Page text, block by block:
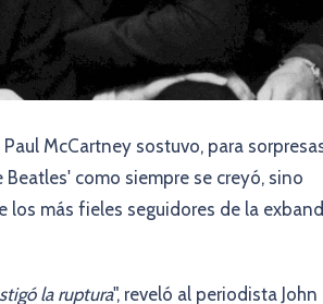
McCartney sostuvo, para
como siempre se creyó, sino
los más fieles seguidores de la
la ruptura", reveló al periodista John